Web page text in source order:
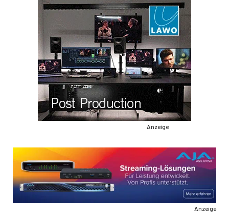
Anzeige
Anzeige